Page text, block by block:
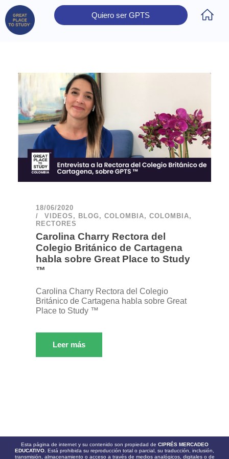
Quiero ser GPTS
18/06/2020
VIDEOS , BLOG, COLOMBIA, COLOMBIA,
RECTORES
Carolina Charry Rectora del
Colegio Británico de Cartagena
habla sobre Great Place to Study
™
Carolina Charry Rectora del Colegio
Británico de Cartagena habla sobre Great
Place to Study ™
Leer más
Esta página de internet y su contenido son propiedad de CIPRÉS MERCADEO
EDUCATIVO. Está prohibida su reproducción total o parcial, su traducción, inclusión,
transmisión, almacenamiento o acceso a través de medios analógicos, digitales o de